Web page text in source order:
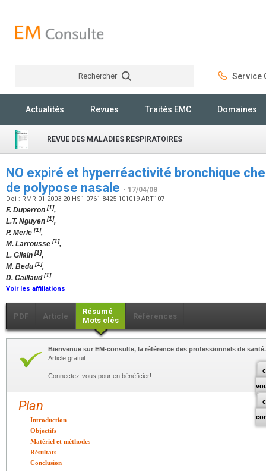
Rechercher Service
Actualités Revues Traités EMC Domaines
REVUE DES MALADIES RESPIRATOIRES
NO expiré et hyperréactivité bronchique
de polypose nasale - 17/04/08
Doi : RMR-01-2003-20-HS1-0761-8425-101019-ART107
F. Duperron [1],
L.T. Nguyen [1],
P. Merle [1],
M. Larrousse [1],
L. Gilain [1],
M. Bedu [1],
D. Caillaud[1]
Voir les affiliations
PDF Article
Résumé
Mots clés
Références
Bienvenue sur EM-consulte, la référence des professionnels de santé.
Article gratuit.
Connectez-vous pour en bénéficier!
Plan
Introduction
Objectifs
Matériel et méthodes
Résultats
Conclusion